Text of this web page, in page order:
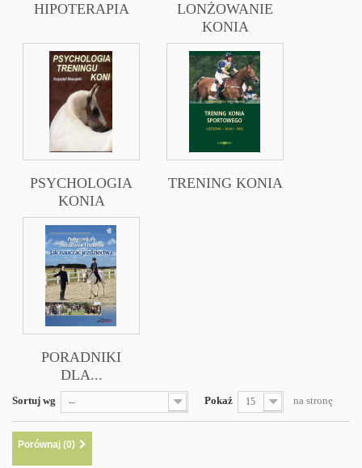
HIPOTERAPIA
LONŻOWANIE
KONIA
PSYCHOLOGIA
KONIA
TRENING KONIA
PORADNIKI
DLA...
Sortuj wg -- Pokaż 15 na stronę
Porównaj (0)